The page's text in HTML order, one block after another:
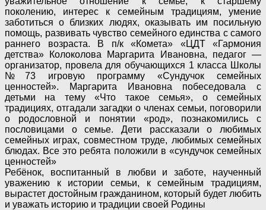
поколению, интерес к семейным традициям, умение
заботиться о близких людях, оказывать им посильную
помощь, развивать чувство семейного единства с самого
раннего возраста. В п/к «Комета» «ЦДТ «Гармония
детства» Колоколова Маргарита Ивановна, педагог —
организатор, провела для обучающихся 1 класса Школы
№73 игровую программу «Сундучок семейных
ценностей». Маргарита Ивановна побеседовала с
детьми на тему «Что такое семья», о семейных
традициях, отгадали загадки о членах семьи, поговорили
о родословной и понятии «род», познакомились с
пословицами о семье. Дети рассказали о любимых
семейных играх, совместном труде, любимых семейных
блюдах. Все это ребята положили в «сундучок семейных
ценностей»
Ребёнок, воспитанный в любви и заботе, наученный
уважению к истории семьи, к семейным традициям,
вырастет достойным гражданином, который будет любить
и уважать историю и традиции своей Родины